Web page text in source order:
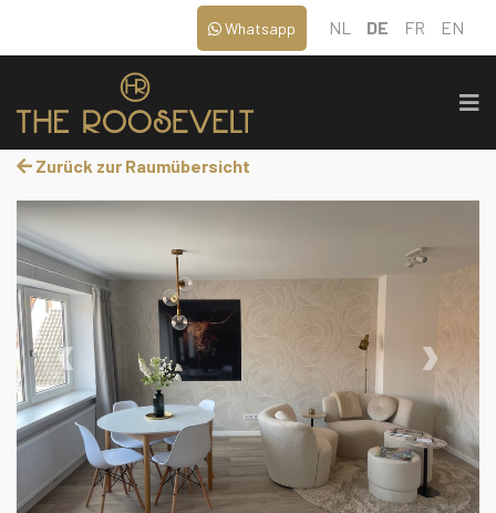
NL DE FR EN
Whatsapp
Zurück zur Raumübersicht
‹ ›